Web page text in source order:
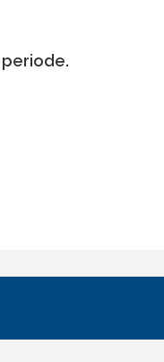
sportaanbieders
in de openbare ruimte
periode.